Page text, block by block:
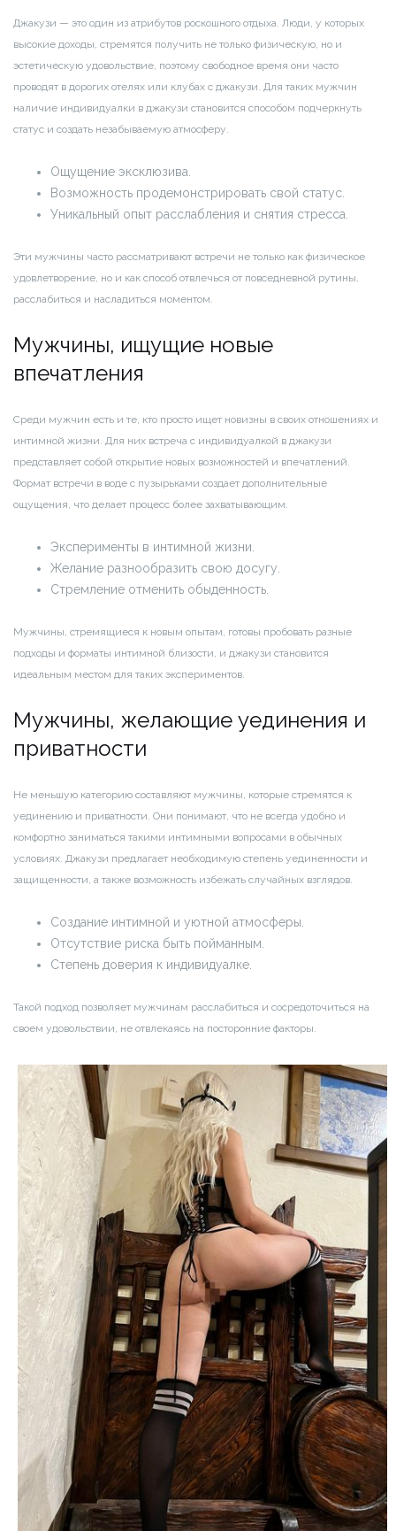
Джакузи — это один из атрибутов роскошного отдыха. Люди, у которых
высокие доходы, стремятся получить не только физическую, но и
эстетическую удовольствие, поэтому свободное время они часто
проводят в дорогих отелях или клубах с джакузи. Для таких мужчин
наличие индивидуалки в джакузи становится способом подчеркнуть
статус и создать незабываемую атмосферу.
Ощущение эксклюзива.
Возможность продемонстрировать свой статус.
Уникальный опыт расслабления и снятия стресса.
Эти мужчины часто рассматривают встречи не только как физическое
удовлетворение, но и как способ отвлечься от повседневной рутины,
расслабиться и насладиться моментом.
Мужчины, ищущие новые
впечатления
Среди мужчин есть и те, кто просто ищет новизны в своих отношениях и
интимной жизни. Для них встреча с индивидуалкой в джакузи
представляет собой открытие новых возможностей и впечатлений.
Формат встречи в воде с пузырьками создает дополнительные
ощущения, что делает процесс более захватывающим.
Эксперименты в интимной жизни.
Желание разнообразить свою досугу.
Стремление отменить обыденность.
Мужчины, стремящиеся к новым опытам, готовы пробовать разные
подходы и форматы интимной близости, и джакузи становится
идеальным местом для таких экспериментов.
Мужчины, желающие уединения и
приватности
Не меньшую категорию составляют мужчины, которые стремятся к
уединению и приватности. Они понимают, что не всегда удобно и
комфортно заниматься такими интимными вопросами в обычных
условиях. Джакузи предлагает необходимую степень уединенности и
защищенности, а также возможность избежать случайных взглядов.
Создание интимной и уютной атмосферы.
Отсутствие риска быть пойманным.
Степень доверия к индивидуалке.
Такой подход позволяет мужчинам расслабиться и сосредоточиться на
своем удовольствии, не отвлекаясь на посторонние факторы.